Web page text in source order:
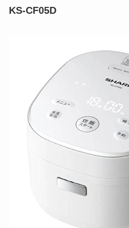
KS-CF05D